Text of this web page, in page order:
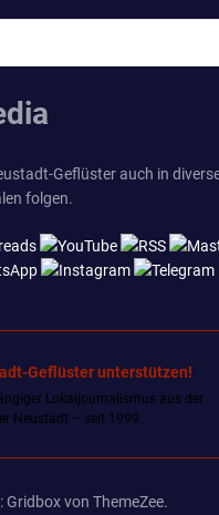
Geflüster auch in
folgen.
Geflüster unterstützen!
Lokaljournalismus aus der
Neustadt – seit 1999.
Gridbox von ThemeZee.